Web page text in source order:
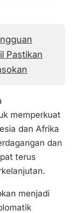
Pastikan
memperkuat
dan Afrika
dan
terus
menjadi